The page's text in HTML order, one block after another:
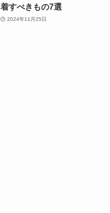
着すべきもの7選
2024年11月25日